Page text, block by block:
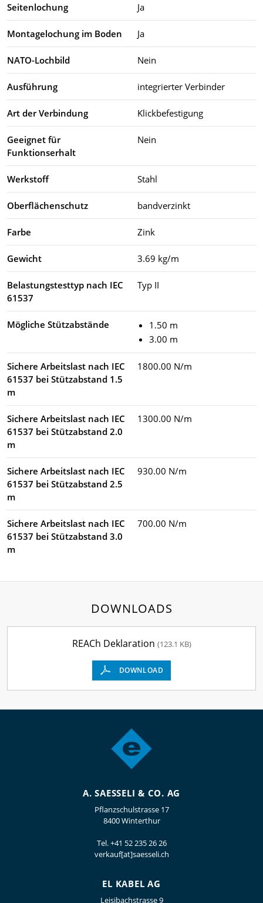
Seitenlochung Ja
Montagelochung im Boden Ja
NATO-Lochbild Nein
Ausführung integrierter Verbinder
Art der Verbindung Klickbefestigung
Geeignet für
Funktionserhalt
Nein
Werkstoff Stahl
Oberflächenschutz bandverzinkt
Farbe Zink
Gewicht 3.69 kg/m
Belastungstesttyp nach IEC
61537
Typ II
Mögliche Stützabstände
1.50 m
3.00 m
Sichere Arbeitslast nach IEC
61537 bei Stützabstand 1.5
m
1800.00 N/m
Sichere Arbeitslast nach IEC
61537 bei Stützabstand 2.0
m
1300.00 N/m
Sichere Arbeitslast nach IEC
61537 bei Stützabstand 2.5
m
930.00 N/m
Sichere Arbeitslast nach IEC
61537 bei Stützabstand 3.0
m
700.00 N/m
DOWNLOADS
REACh Deklaration (123.1 KB)
DOWNLOAD
A. SAESSELI & CO. AG
Pflanzschulstrasse 17
8400 Winterthur
Tel.+41 52 235 26 26
verkauf[at]saesseli.ch
EL KABEL AG
Leisibachstrasse 9